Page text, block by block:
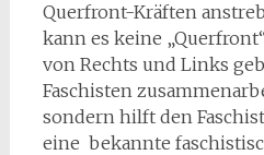
Querfront-Kräften
kann es keine
von Rechts und Links
Faschisten
sondern hilft den
eine bekannte